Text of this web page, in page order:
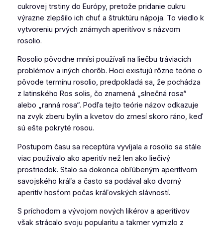
cukrovej trstiny do Európy, pretože pridanie cukru
výrazne zlepšilo ich chuť a štruktúru nápoja. To viedlo k
vytvoreniu prvých známych aperitívov s názvom
rosolio.
Rosolio pôvodne mnísi používali na liečbu tráviacich
problémov a iných chorôb. Hoci existujú rôzne teórie o
pôvode termínu rosolio, predpokladá sa, že pochádza
z latinského Ros solis, čo znamená „slnečná rosa“
alebo „ranná rosa“. Podľa tejto teórie názov odkazuje
na zvyk zberu bylín a kvetov do zmesí skoro ráno, keď
sú ešte pokryté rosou.
Postupom času sa receptúra vyvíjala a rosolio sa stále
viac používalo ako aperitív než len ako liečivý
prostriedok. Stalo sa dokonca obľúbeným aperitívom
savojského kráľa a často sa podával ako dvorný
aperitív hosťom počas kráľovských slávností.
S príchodom a vývojom nových likérov a aperitívov
však strácalo svoju popularitu a takmer vymizlo z